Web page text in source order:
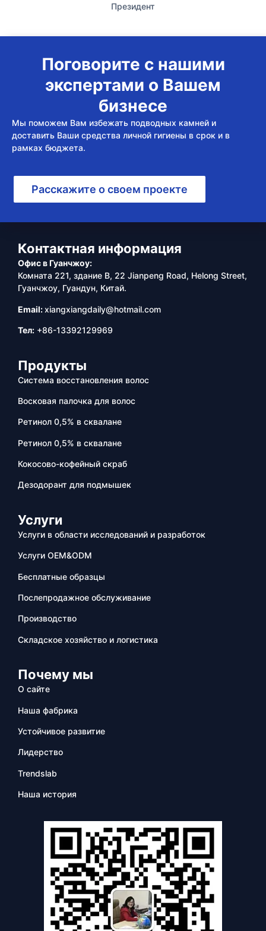
Президент
Поговорите с нашими
экспертами о Вашем
бизнесе
Мы поможем Вам избежать подводных камней и
доставить Ваши средства личной гигиены в срок и в
рамках бюджета.
Расскажите о своем проекте
Контактная информация
Офис в Гуанчжоу:
Комната 221, здание B, 22 Jianpeng Road, Helong Street,
Гуанчжоу, Гуандун, Китай.
Email:xiangxiangdaily@hotmail.com
Тел: +86-13392129969
Продукты
Система восстановления волос
Восковая палочка для волос
Ретинол 0,5% в сквалане
Ретинол 0,5% в сквалане
Кокосово-кофейный скраб
Дезодорант для подмышек
Услуги
Услуги в области исследований и разработок
Услуги OEM&ODM
Бесплатные образцы
Послепродажное обслуживание
Производство
Складское хозяйство и логистика
Почему мы
О сайте
Наша фабрика
Устойчивое развитие
Лидерство
Trendslab
Наша история